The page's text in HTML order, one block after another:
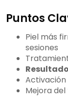
Puntos
Piel más
sesiones
Mejora